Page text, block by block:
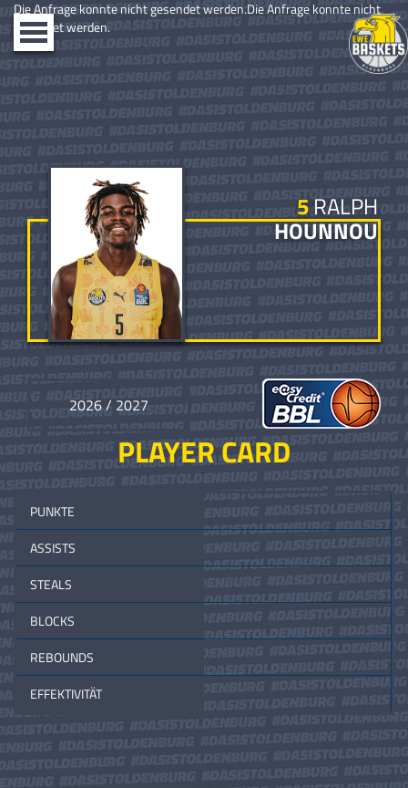
Toggle
navigation
Die Anfrage konnte nicht gesendet werden.Die Anfrage konnte nicht
gesendet werden.
5RALPH
HOUNNOU
2026 / 2027
PLAYER CARD
PUNKTE
ASSISTS
STEALS
BLOCKS
REBOUNDS
EFFEKTIVITÄT